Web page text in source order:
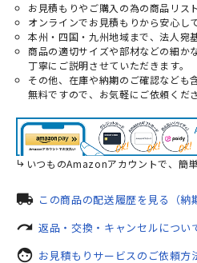
お見積もりやご購入の為の商品リスト
オンラインでお見積もりから安心し
本州・四国・九州地域まで、法人宛
商品の適切サイズや部材などの細か
丁寧にご説明させていただきます。
その他、在庫や納期のご確認なども
無料ですので、お気軽にご依頼くださ
いつものAmazonアカウントで、簡単
local_shipping この商品の配送履歴を見る（納
redo 返品・交換・キャンセルについ
face お見積もりサービスのご依頼方